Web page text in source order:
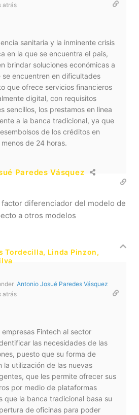
atrás
sanitaria y la inminente crisis
en la que se encuentra el pais,
brindar soluciones económicas a
se encuentren en dificultades
que ofrece servicios financieros
digital, con requisitos
sencillos, los prestamos en linea
a la banca tradicional, ya que
de los créditos en
de 24 horas.
Paredes Vásquez
factor diferenciador del modelo de
a otros modelos
Tordecilla, Linda Pinzon,
Antonio Josué Paredes Vásquez
atrás
Fintech al sector
las necesidades de las
puesto que su forma de
la utilización de las nuevas
que les permite ofrecer sus
por medio de plataformas
que la banca tradicional basa su
de oficinas para poder